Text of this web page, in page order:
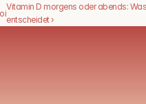
Vitamin D morgens oder abends:
entscheidet ›